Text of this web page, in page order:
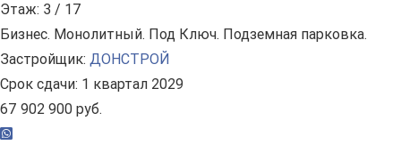
Этаж: 3 / 17
Бизнес. Монолитный. Под Ключ. Подземная парковка.
Застройщик: ДОНСТРОЙ
Срок сдачи: 1 квартал 2029
67 902 900 руб.